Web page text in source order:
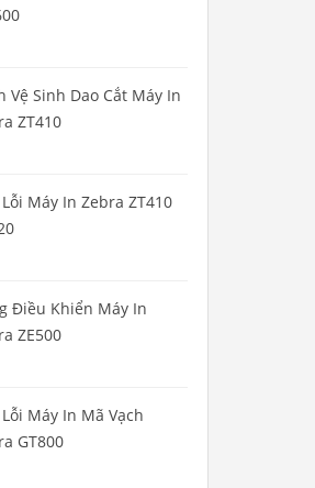
Vệ Sinh Dao Cắt Máy In
ZT410
Máy In Zebra ZT410
Điều Khiển Máy In
ZE500
Máy In Mã Vạch
GT800